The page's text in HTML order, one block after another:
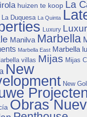
huizen te koop La
La Duquesa La Quinta
Luxury
Manilva Marbella
Marbella East Marbella
villas Mijas Mijas
New
New
Obras